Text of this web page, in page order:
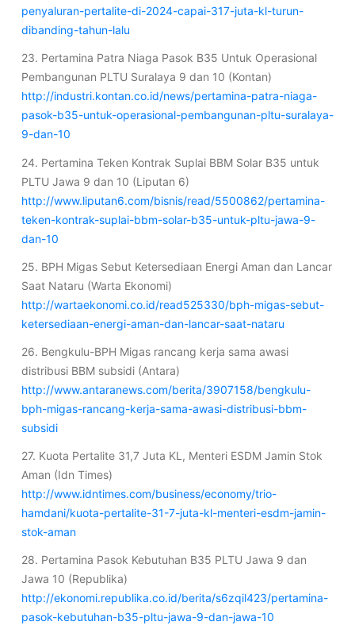
penyaluran-pertalite-di-2024-capai-317-juta-kl-turun-
dibanding-tahun-lalu
23. Pertamina Patra Niaga Pasok B35 Untuk Operasional
Pembangunan PLTU Suralaya 9 dan 10 (Kontan)
http://industri.kontan.co.id/news/pertamina-patra-niaga-
pasok-b35-untuk-operasional-pembangunan-pltu-suralaya-
9-dan-10
24. Pertamina Teken Kontrak Suplai BBM Solar B35 untuk
PLTU Jawa 9 dan 10 (Liputan 6)
http://www.liputan6.com/bisnis/read/5500862/pertamina-
teken-kontrak-suplai-bbm-solar-b35-untuk-pltu-jawa-9-
dan-10
25. BPH Migas Sebut Ketersediaan Energi Aman dan Lancar
Saat Nataru (Warta Ekonomi)
http://wartaekonomi.co.id/read525330/bph-migas-sebut-
ketersediaan-energi-aman-dan-lancar-saat-nataru
26. Bengkulu-BPH Migas rancang kerja sama awasi
distribusi BBM subsidi (Antara)
http://www.antaranews.com/berita/3907158/bengkulu-
bph-migas-rancang-kerja-sama-awasi-distribusi-bbm-
subsidi
27. Kuota Pertalite 31,7 Juta KL, Menteri ESDM Jamin Stok
Aman (Idn Times)
http://www.idntimes.com/business/economy/trio-
hamdani/kuota-pertalite-31-7-juta-kl-menteri-esdm-jamin-
stok-aman
28. Pertamina Pasok Kebutuhan B35 PLTU Jawa 9 dan
Jawa 10 (Republika)
http://ekonomi.republika.co.id/berita/s6zqil423/pertamina-
pasok-kebutuhan-b35-pltu-jawa-9-dan-jawa-10